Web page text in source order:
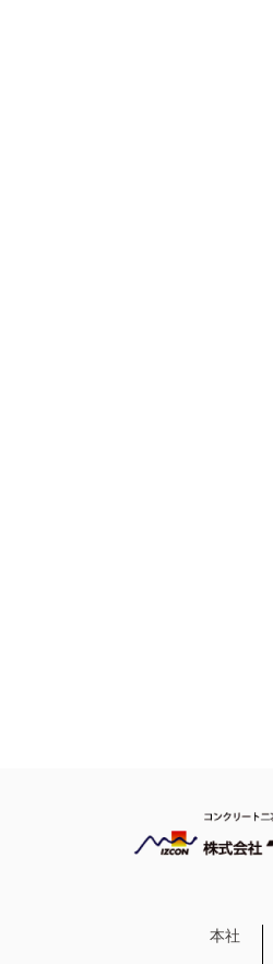
本社